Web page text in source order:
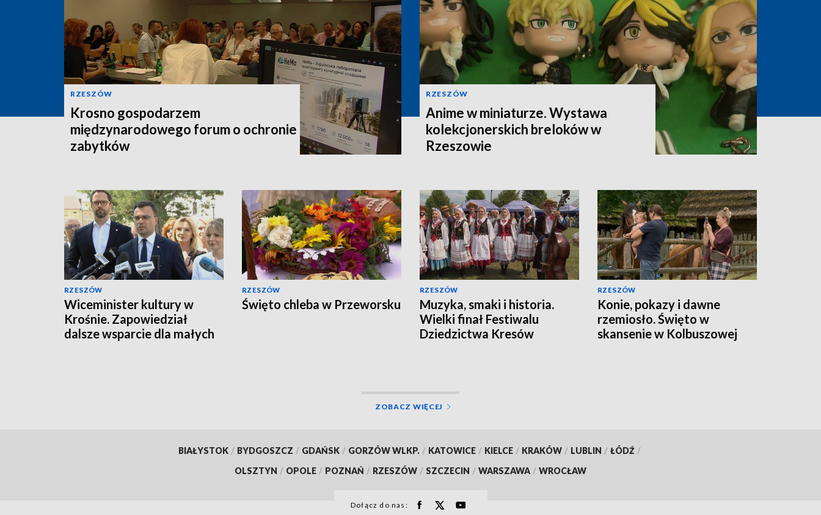
RZESZÓW
Krosno gospodarzem
międzynarodowego forum o ochronie
zabytków
RZESZÓW
Anime w miniaturze. Wystawa
kolekcjonerskich breloków w
Rzeszowie
RZESZÓW
Wiceminister kultury w
Krośnie. Zapowiedział
dalsze wsparcie dla małych
RZESZÓW
Święto chleba w Przeworsku
RZESZÓW
Muzyka, smaki i historia.
Wielki finał Festiwalu
Dziedzictwa Kresów
RZESZÓW
Konie, pokazy i dawne
rzemiosło. Święto w
skansenie w Kolbuszowej
ZOBACZ WIĘCEJ
BIAŁYSTOK / BYDGOSZCZ / GDAŃSK / GORZÓW WLKP. / KATOWICE / KIELCE / KRAKÓW / LUBLIN / ŁÓDŹ /
OLSZTYN / OPOLE / POZNAŃ / RZESZÓW / SZCZECIN / WARSZAWA / WROCŁAW
Dołącz do nas: